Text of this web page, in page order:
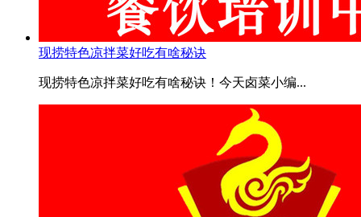
现捞特色凉拌菜好吃有啥秘诀
现捞特色凉拌菜好吃有啥秘诀！今天卤菜小编...